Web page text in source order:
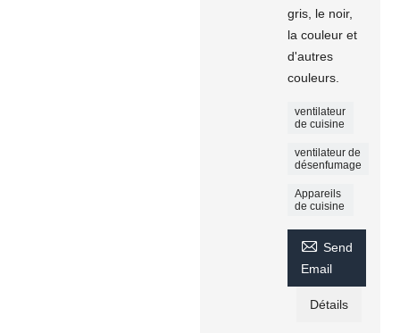
gris, le noir,
la couleur et
d'autres
couleurs.
ventilateur
de cuisine
ventilateur de
désenfumage
Appareils
de cuisine
 Send
Email
Détails